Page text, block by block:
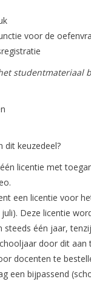
voor de
studentmateriaal
dit keuzedeel?
licentie met
een licentie voor
Deze licentie
steeds één jaar,
door dit aan
docenten te
een bijpassend